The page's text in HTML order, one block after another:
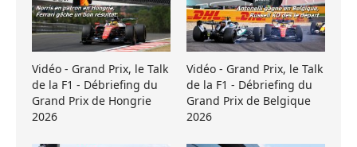
Vidéo - Grand Prix, le Talk
de la F1 - Débriefing du
Grand Prix de Hongrie
2026
Vidéo - Grand Prix, le Talk
de la F1 - Débriefing du
Grand Prix de Belgique
2026